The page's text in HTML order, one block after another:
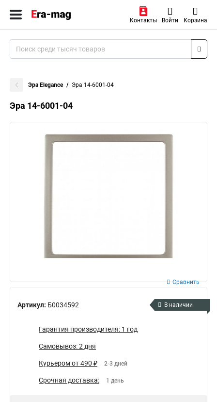
Контакты Войти Корзина
Эра Elegance Эра 14-6001-04
Эра 14-6001-04
Артикул: Б0034592
Сравнить
В наличии
Гарантия производителя: 1 год
Самовывоз: 2 дня
Курьером от 490 ₽ 2-3 дней
Срочная доставка: 1 день